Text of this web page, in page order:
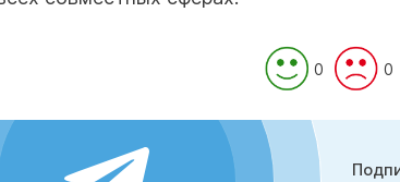
0 0